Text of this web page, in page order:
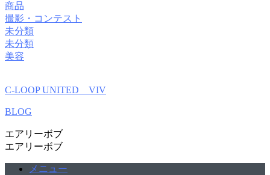
商品
撮影・コンテスト
未分類
未分類
美容
C-LOOP UNITED VIV
BLOG
エアリーボブ
エアリーボブ
メニュー